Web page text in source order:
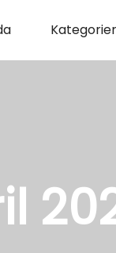
Kategorier